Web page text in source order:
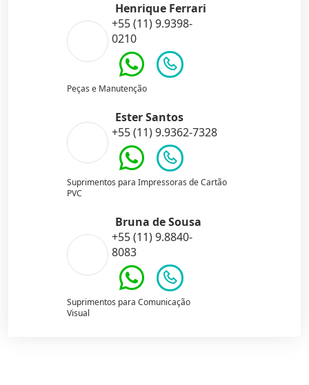
Henrique Ferrari
+55 (11) 9.9398-
0210
Peças e Manutenção
Ester Santos
+55 (11) 9.9362-7328
Suprimentos para Impressoras de Cartão
PVC
Bruna de Sousa
+55 (11) 9.8840-
8083
Suprimentos para Comunicação
Visual